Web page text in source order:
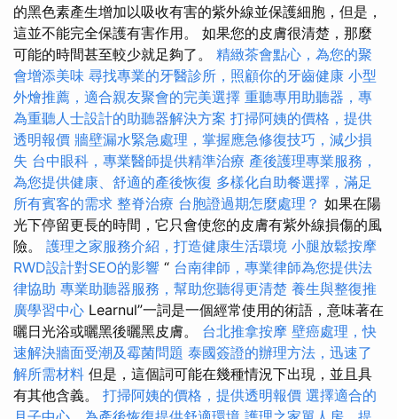
的黑色素產生增加以吸收有害的紫外線並保護細胞，但是，
這並不能完全保護有害作用。 如果您的皮膚很清楚，那麼
可能的時間甚至較少就足夠了。 精緻茶會點心，為您的聚
會增添美味 尋找專業的牙醫診所，照顧你的牙齒健康 小型
外燴推薦，適合親友聚會的完美選擇 重聽專用助聽器，專
為重聽人士設計的助聽器解決方案 打掃阿姨的價格，提供
透明報價 牆壁漏水緊急處理，掌握應急修復技巧，減少損
失 台中眼科，專業醫師提供精準治療 產後護理專業服務，
為您提供健康、舒適的產後恢復 多樣化自助餐選擇，滿足
所有賓客的需求 整脊治療 台胞證過期怎麼處理？ 如果在陽
光下停留更長的時間，它只會使您的皮膚有紫外線損傷的風
險。 護理之家服務介紹，打造健康生活環境 小腿放鬆按摩
RWD設計對SEO的影響 “ 台南律師，專業律師為您提供法
律協助 專業助聽器服務，幫助您聽得更清楚 養生與整復推
廣學習中心 Learnul”一詞是一個經常使用的術語，意味著在
曬日光浴或曬黑後曬黑皮膚。 台北推拿按摩 壁癌處理，快
速解決牆面受潮及霉菌問題 泰國簽證的辦理方法，迅速了
解所需材料 但是，這個詞可能在幾種情況下出現，並且具
有其他含義。 打掃阿姨的價格，提供透明報價 選擇適合的